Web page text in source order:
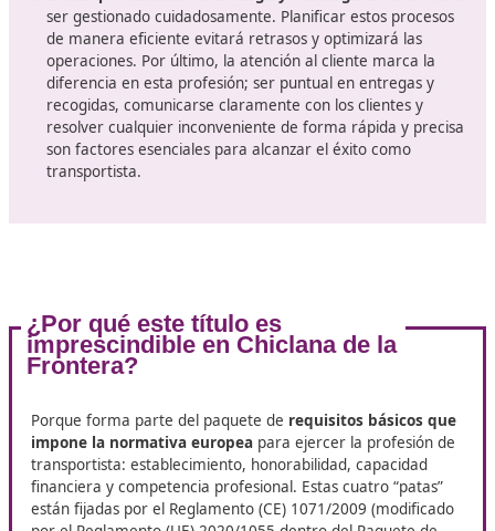
transporte no solo se convierte en un requisito legal,
también en un diferenciador clave en el mercado
Habilidades de un buen
Es fundamental estar informado sobre las
regulaciones vigentes, mantener los vehículos en
excelentes condiciones y ofrecer un servicio al
desempeñan un papel crucial en el transporte de
mercancías, ya que se requiere coordinar múltiples
variables para garantizar un proceso eficiente.
Contar con unaadecuada disponibilidad de
otro factor imprescindible. Disponer de un parque